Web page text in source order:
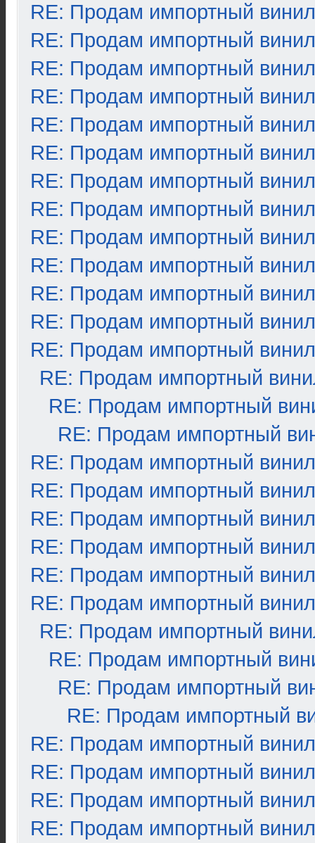
RE: Продам импортный винил
RE: Продам импортный винил
RE: Продам импортный винил
RE: Продам импортный винил
RE: Продам импортный винил
RE: Продам импортный винил
RE: Продам импортный винил
RE: Продам импортный винил
RE: Продам импортный винил
RE: Продам импортный винил
RE: Продам импортный винил
RE: Продам импортный винил
RE: Продам импортный винил
RE: Продам импортный
RE: Продам импортный
RE: Продам импортный
RE: Продам импортный винил
RE: Продам импортный винил
RE: Продам импортный винил
RE: Продам импортный винил
RE: Продам импортный винил
RE: Продам импортный винил
RE: Продам импортный
RE: Продам импортный
RE: Продам импортный
RE: Продам импортный
RE: Продам импортный винил
RE: Продам импортный винил
RE: Продам импортный винил
RE: Продам импортный винил